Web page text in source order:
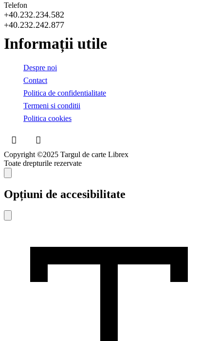
Telefon
+40.232.234.582
+40.232.242.877
Informații utile
Despre noi
Contact
Politica de confidentialitate
Termeni si conditii
Politica cookies
Copyright ©2025 Targul de carte Librex
Toate drepturile rezervate
Accesibilitate
Opțiuni de accesibilitate